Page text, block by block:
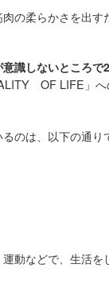
の柔らかさを出す
意識しないところ
OF LIFE」へ
のは、以下の通り
動などで、生活